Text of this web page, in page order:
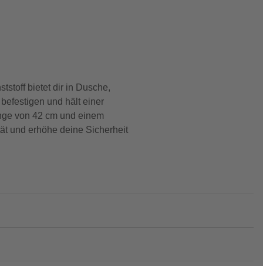
bietet dir in Dusche,
und hält einer
von 42 cm und einem
und erhöhe deine Sicherheit